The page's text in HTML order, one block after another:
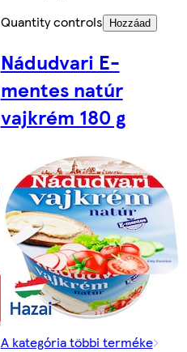
Quantity controls
Hozzáad
Nádudvari E-
mentes natúr
vajkrém 180 g
A kategória többi terméke